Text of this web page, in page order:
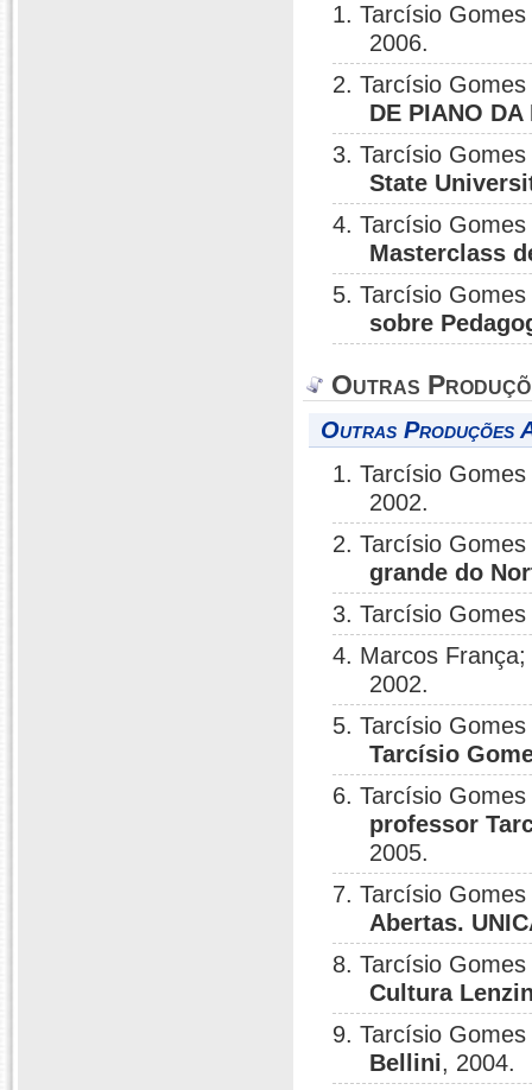
1. Tarcísio
2006.
2. Tarcísio
DE PIANO DA
3. Tarcísio
State
4. Tarcísio
Masterclass
5. Tarcísio
sobre
Outras
Outras Produções
1. Tarcísio
2002.
2. Tarcísio
grande do
3. Tarcísio
4. Marcos
2002.
5. Tarcísio
Tarcísio
6. Tarcísio
professor
2005.
7. Tarcísio
Abertas.
8. Tarcísio
Cultura
9. Tarcísio
Bellini, 2004.